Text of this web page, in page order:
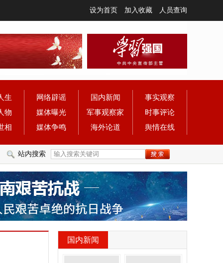
设为首页 加入收藏 人员查询
生 网络辟谣 国内新闻
事实观察
物 媒体曝光 军事观察家
时事评论
相 媒体争鸣 海外论道 舆情在线
站内搜索
国内新闻